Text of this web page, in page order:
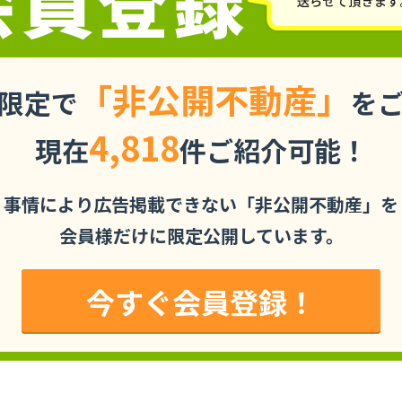
定で 「非公開不動産」 を
現在4,818件ご紹介可能！
事情により広告掲載できない「非公開不動産」を
会員様だけに限定公開しています。
今すぐ会員登録！